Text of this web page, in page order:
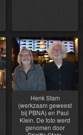
Henk Stam
(werkzaam geweest
bij PBNA) en Paul
Klein. De foto werd
genomen door